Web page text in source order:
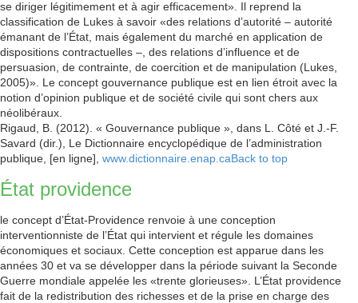
se diriger légitimement et à agir efficacement». Il reprend la
classification de Lukes à savoir «des relations d’autorité – autorité
émanant de l’État, mais également du marché en application de
dispositions contractuelles –, des relations d’influence et de
persuasion, de contrainte, de coercition et de manipulation (Lukes,
2005)». Le concept gouvernance publique est en lien étroit avec la
notion d’opinion publique et de société civile qui sont chers aux
néolibéraux.
Rigaud, B. (2012). « Gouvernance publique », dans L. Côté et J.-F.
Savard (dir.), Le Dictionnaire encyclopédique de l’administration
publique, [en ligne], www.dictionnaire.enap.caBack to top
État providence
le concept d’État-Providence renvoie à une conception
interventionniste de l’État qui intervient et régule les domaines
économiques et sociaux. Cette conception est apparue dans les
années 30 et va se développer dans la période suivant la Seconde
Guerre mondiale appelée les «trente glorieuses». L’État providence
fait de la redistribution des richesses et de la prise en charge des